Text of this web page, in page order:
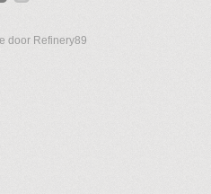
door Refinery89